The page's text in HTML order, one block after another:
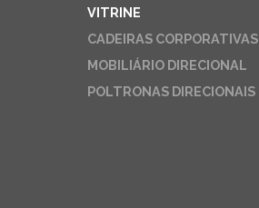
VITRINE
CADEIRAS CORPORATIVAS
MOBILIÁRIO DIRECIONAL
POLTRONAS DIRECIONAIS